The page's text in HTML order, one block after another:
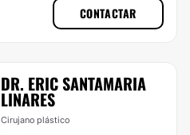
CONTACTAR
DR. ERIC SANTAMARIA
LINARES
Cirujano plástico